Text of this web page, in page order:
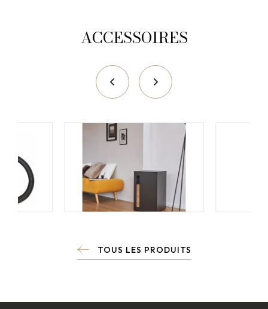
ACCESSOIRES
TOUS LES PRODUITS